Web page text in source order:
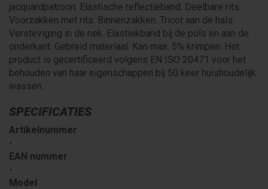
jacquardpatroon. Elastische reflectieband. Deelbare rits.
Voorzakken met rits. Binnenzakken. Tricot aan de hals.
Versteviging in de nek. Elastiekband bij de pols en aan de
onderkant. Gebreid materiaal. Kan max. 5% krimpen. Het
product is gecertificeerd volgens EN ISO 20471 voor het
behouden van haar eigenschappen bij 50 keer huishoudelijk
wassen.
SPECIFICATIES
Artikelnummer
-
EAN nummer
-
Model